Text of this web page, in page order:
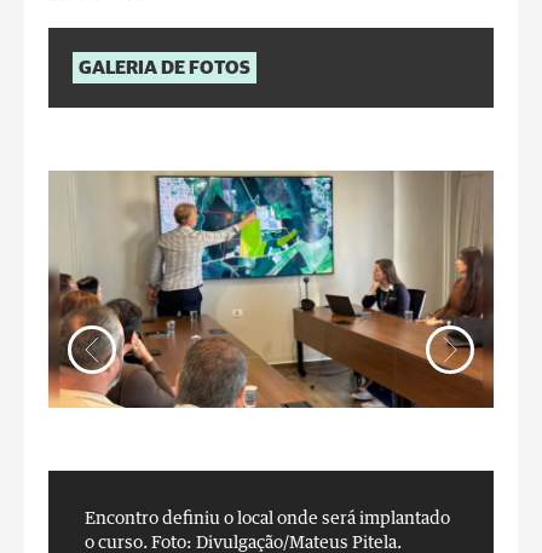
GALERIA DE FOTOS
Encontro definiu o local onde será implantado
o curso. Foto: Divulgação/Mateus Pitela.